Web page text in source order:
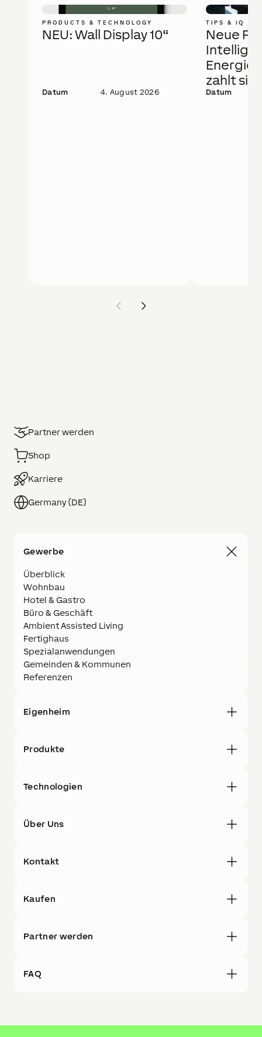
PRODUCTS & TECHNOLOGY
NEU: Wall Display 10“
Datum 4. August 2026
TIPS & IQ
Neue
zahlt
Datum
Partner werden
Shop
Karriere
Germany (DE)
Gewerbe
Überblick
Wohnbau
Hotel & Gastro
Büro & Geschäft
Ambient Assisted Living
Fertighaus
Spezialanwendungen
Gemeinden & Kommunen
Referenzen
Eigenheim
Produkte
Technologien
Über Uns
Kontakt
Kaufen
Partner werden
FAQ